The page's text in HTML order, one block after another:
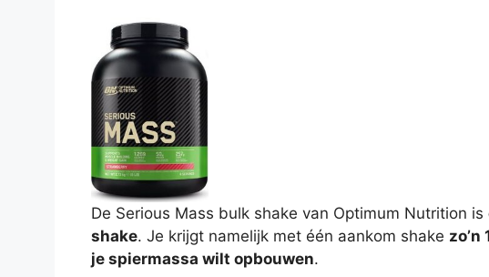
De Serious Mass bulk shake van Optimum Nutrition is
shake. Je krijgt namelijk met één aankom shake zo’n
je spiermassa wilt opbouwen.